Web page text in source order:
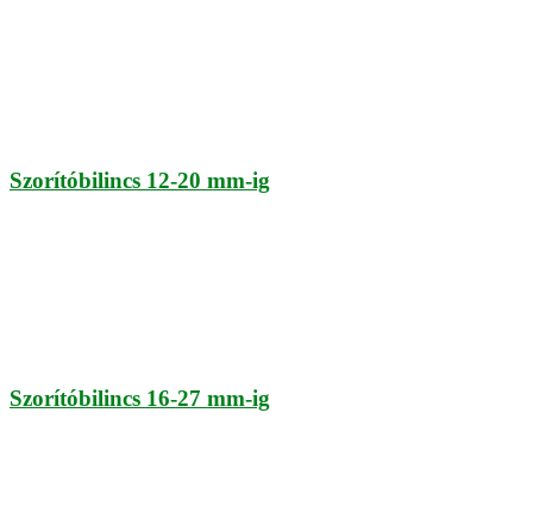
Szorítóbilincs 12-20 mm-ig
Szorítóbilincs 16-27 mm-ig